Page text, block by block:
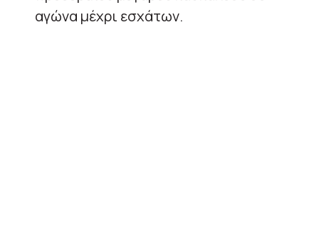
αγώνα μέχρι εσχάτων.